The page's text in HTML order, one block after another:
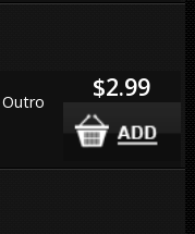
$2.99